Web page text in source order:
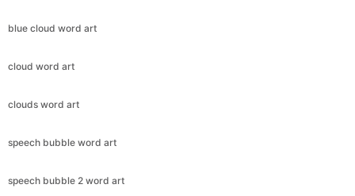
blue cloud word art
cloud word art
clouds word art
speech bubble word art
speech bubble 2 word art